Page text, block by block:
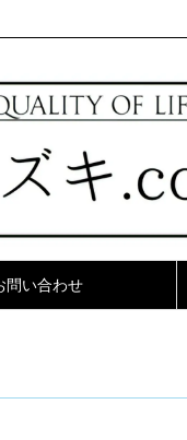
問い合わせ